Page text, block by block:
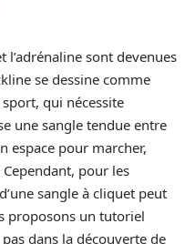
l’adrénaline sont devenues
se dessine comme
qui nécessite
une sangle tendue entre
espace pour marcher,
pour les
sangle à cliquet peut
proposons un tutoriel
dans la découverte de